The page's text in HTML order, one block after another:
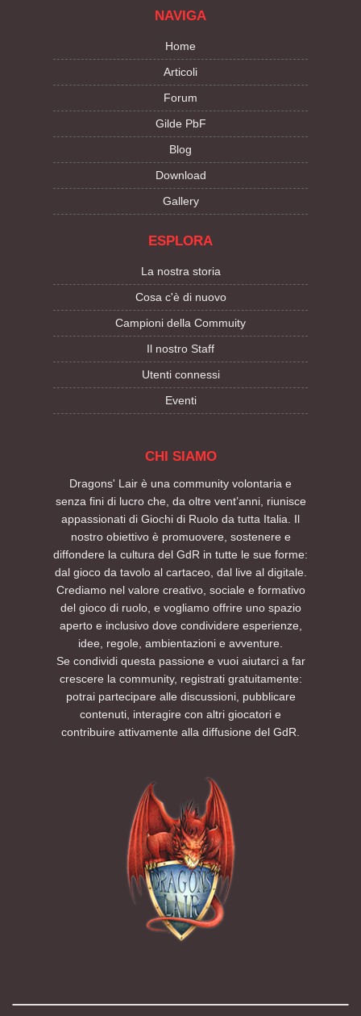
NAVIGA
Home
Articoli
Forum
Gilde PbF
Blog
Download
Gallery
ESPLORA
La nostra storia
Cosa c'è di nuovo
Campioni della Commuity
Il nostro Staff
Utenti connessi
Eventi
CHI SIAMO
Dragons' Lair è una community volontaria e
senza fini di lucro che, da oltre vent’anni, riunisce
appassionati di Giochi di Ruolo da tutta Italia. Il
nostro obiettivo è promuovere, sostenere e
diffondere la cultura del GdR in tutte le sue forme:
dal gioco da tavolo al cartaceo, dal live al digitale.
Crediamo nel valore creativo, sociale e formativo
del gioco di ruolo, e vogliamo offrire uno spazio
aperto e inclusivo dove condividere esperienze,
idee, regole, ambientazioni e avventure.
Se condividi questa passione e vuoi aiutarci a far
crescere la community, registrati gratuitamente:
potrai partecipare alle discussioni, pubblicare
contenuti, interagire con altri giocatori e
contribuire attivamente alla diffusione del GdR.